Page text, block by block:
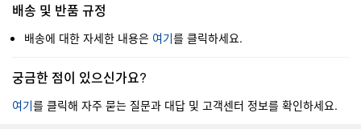
배송 및 반품 규정
배송에 대한 자세한 내용은 여기를 클릭하세요.
궁금한 점이 있으신가요?
여기를 클릭해 자주 묻는 질문과 대답 및 고객센터 정보를 확인하세요.